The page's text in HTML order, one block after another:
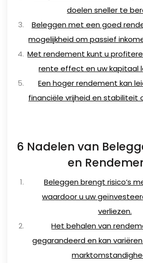
doelen sneller te
Beleggen met een goed
mogelijkheid om passief
Met rendement kunt u
rente effect en uw kapitaal
Een hoger rendement kan
financiële vrijheid en stabiliteit
6 Nadelen van
en
Beleggen brengt risico’s
waardoor u uw
verliezen.
Het behalen van
gegarandeerd en kan